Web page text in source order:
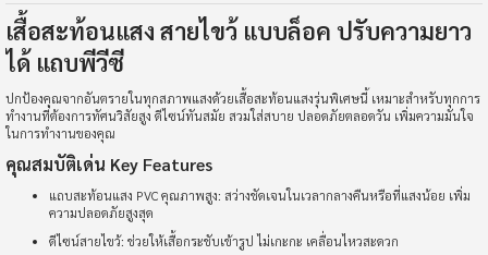
เสื้อสะท้อนแสง สายไขว้ แบบล็อค ปรับความยาว
ได้ แถบพีวีซี
ปกป้องคุณจากอันตรายในทุกสภาพแสงด้วยเสื้อสะท้อนแสงรุ่นพิเศษนี้ เหมาะสำหรับทุกการ
ทำงานที่ต้องการทัศนวิสัยสูง ดีไซน์ทันสมัย สวมใส่สบาย ปลอดภัยตลอดวัน เพิ่มความมั่นใจ
ในการทำงานของคุณ
คุณสมบัติเด่น Key Features
แถบสะท้อนแสง PVC คุณภาพสูง: สว่างชัดเจนในเวลากลางคืนหรือที่แสงน้อย เพิ่ม
ความปลอดภัยสูงสุด
ดีไซน์สายไขว้: ช่วยให้เสื้อกระชับเข้ารูป ไม่เกะกะ เคลื่อนไหวสะดวก